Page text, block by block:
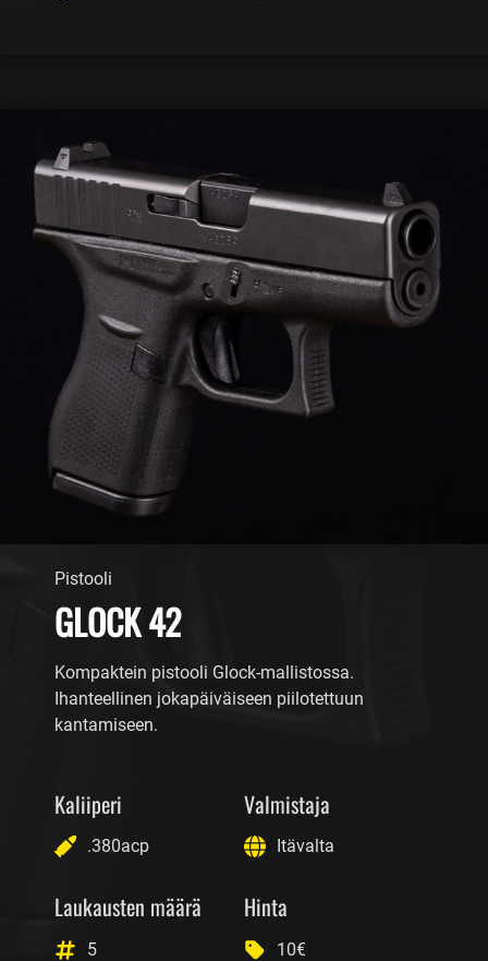
Pistooli
GLOCK 42
Kompaktein pistooli Glock-mallistossa.
Ihanteellinen jokapäiväiseen piilotettuun
kantamiseen.
Kaliiperi
.380acp
Valmistaja
Itävalta
Laukausten määrä
5
Hinta
10€